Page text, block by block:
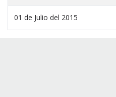
01 de Julio del 2015